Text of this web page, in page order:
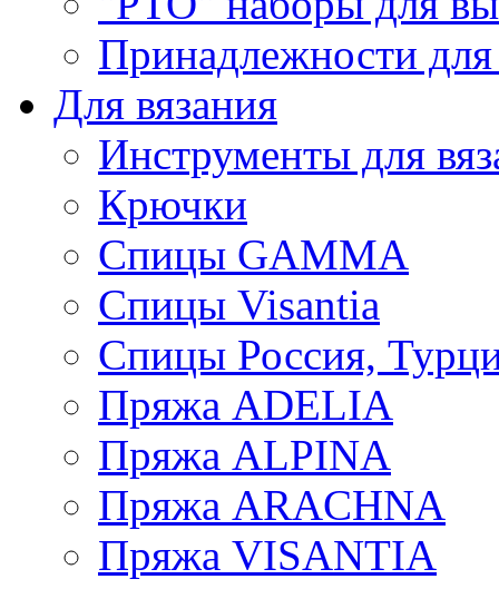
Принадлежности
Для вязания
Инструменты для
Крючки
Спицы GAMMA
Спицы Visantia
Спицы Россия,
Пряжа ADELIA
Пряжа ALPINA
Пряжа ARACHNA
Пряжа VISANTIA